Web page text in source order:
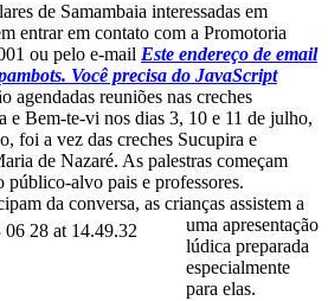
de Samambaia interessadas em
entrar em contato com a Promotoria
ou pelo e-mail Este endereço de email
Você precisa do JavaScript
agendadas reuniões nas creches
e Bem-te-vi nos dias 3, 10 e 11 de julho,
foi a vez das creches Sucupira e
de Nazaré. As palestras começam
público-alvo pais e professores.
da conversa, as crianças assistem a
uma apresentação
lúdica preparada
especialmente
para elas.